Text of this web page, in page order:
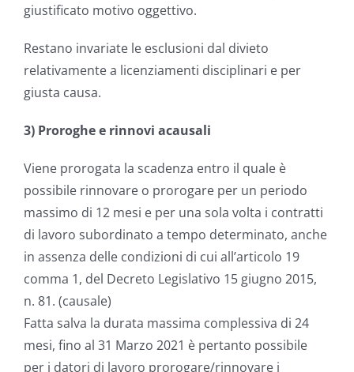
giustificato motivo oggettivo.
Restano invariate le esclusioni dal divieto
relativamente a licenziamenti disciplinari e per
giusta causa.
3) Proroghe e rinnovi acausali
Viene prorogata la scadenza entro il quale è
possibile rinnovare o prorogare per un periodo
massimo di 12 mesi e per una sola volta i contratti
di lavoro subordinato a tempo determinato, anche
in assenza delle condizioni di cui all’articolo 19
comma 1, del Decreto Legislativo 15 giugno 2015,
n. 81. (causale)
Fatta salva la durata massima complessiva di 24
mesi, fino al 31 Marzo 2021 è pertanto possibile
per i datori di lavoro prorogare/rinnovare i